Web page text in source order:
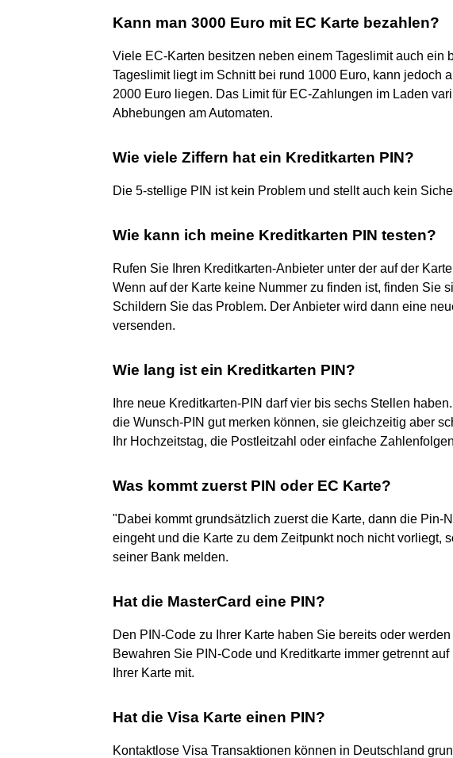
Kann man 3000 Euro mit EC Karte bezahlen?
Viele EC-Karten besitzen neben einem Tageslimit auch ein
Tageslimit liegt im Schnitt bei rund 1000 Euro, kann jedoch
2000 Euro liegen. Das Limit für EC-Zahlungen im Laden
Abhebungen am Automaten.
Wie viele Ziffern hat ein Kreditkarten PIN?
Die 5-stellige PIN ist kein Problem und stellt auch kein
Wie kann ich meine Kreditkarten PIN testen?
Rufen Sie Ihren Kreditkarten-Anbieter unter der auf der
Wenn auf der Karte keine Nummer zu finden ist, finden Sie
Schildern Sie das Problem. Der Anbieter wird dann eine
versenden.
Wie lang ist ein Kreditkarten PIN?
Ihre neue Kreditkarten-PIN darf vier bis sechs Stellen
die Wunsch-PIN gut merken können, sie gleichzeitig aber
Ihr Hochzeitstag, die Postleitzahl oder einfache
Was kommt zuerst PIN oder EC Karte?
"Dabei kommt grundsätzlich zuerst die Karte, dann die Pin-
eingeht und die Karte zu dem Zeitpunkt noch nicht vorliegt,
seiner Bank melden.
Hat die MasterCard eine PIN?
Den PIN-Code zu Ihrer Karte haben Sie bereits oder
Bewahren Sie PIN-Code und Kreditkarte immer getrennt
Ihrer Karte mit.
Hat die Visa Karte einen PIN?
Kontaktlose Visa Transaktionen können in Deutschland